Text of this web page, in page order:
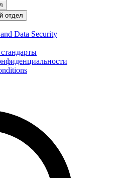
отдел
Data Security